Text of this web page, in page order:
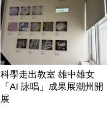
科學走出教室 雄中雄女
「AI 詠唱」成果展潮州開
展